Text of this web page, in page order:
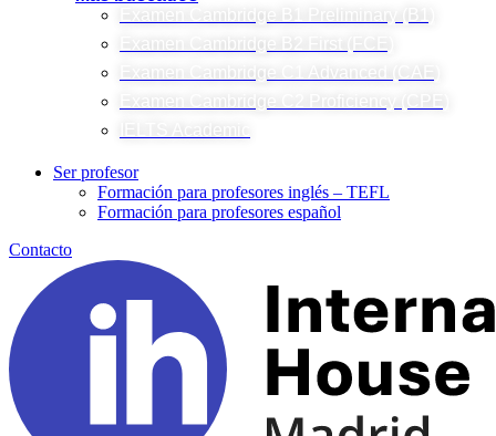
Examen Cambridge B1 Preliminary (B1)
Examen Cambridge B2 First (FCE)
Examen Cambridge C1 Advanced (CAE)
Examen Cambridge C2 Proficiency (CPE)
IELTS Academic
Ser profesor
Formación para profesores inglés – TEFL
Formación para profesores español
Contacto